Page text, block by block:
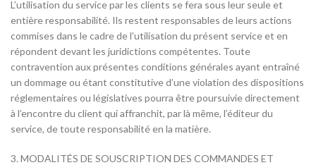
L’utilisation du service par les clients se fera sous leur seule et
entière responsabilité. Ils restent responsables de leurs actions
commises dans le cadre de l’utilisation du présent service et en
répondent devant les juridictions compétentes. Toute
contravention aux présentes conditions générales ayant entraîné
un dommage ou étant constitutive d’une violation des dispositions
réglementaires ou législatives pourra être poursuivie directement
à l’encontre du client qui affranchit, par là même, l’éditeur du
service, de toute responsabilité en la matière.
3. MODALITÉS DE SOUSCRIPTION DES COMMANDES ET